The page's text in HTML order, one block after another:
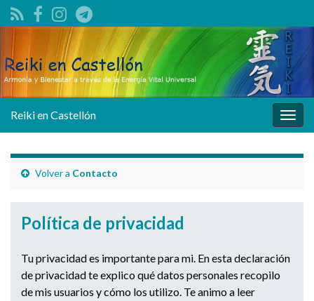
la
Reiki en Castellón
Volver a Contacto
Política de privacidad
Tu privacidad es importante para mi. En esta declaración
de privacidad te explico qué datos personales recopilo
de mis usuarios y cómo los utilizo. Te animo a leer